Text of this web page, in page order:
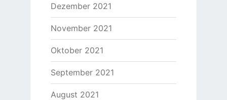
Dezember 2021
November 2021
Oktober 2021
September 2021
August 2021